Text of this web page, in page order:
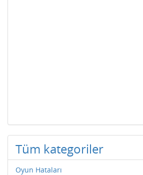
Tüm kategoriler
Oyun Hataları